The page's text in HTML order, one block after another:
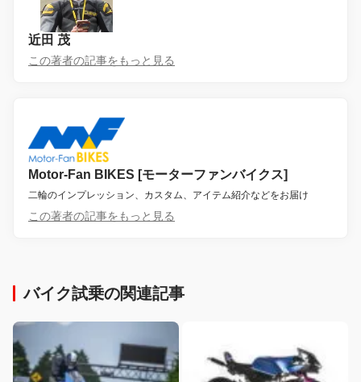
近田 茂
この著者の記事をもっと見る
Motor-Fan BIKES [モーターファンバイクス]
二輪のインプレッション、カスタム、アイテム紹介などをお届け
この著者の記事をもっと見る
バイク試乗の関連記事